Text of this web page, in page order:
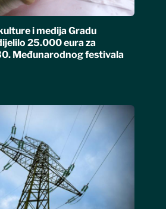
i medija Gradu
25.000 eura za
Međunarodnog festivala